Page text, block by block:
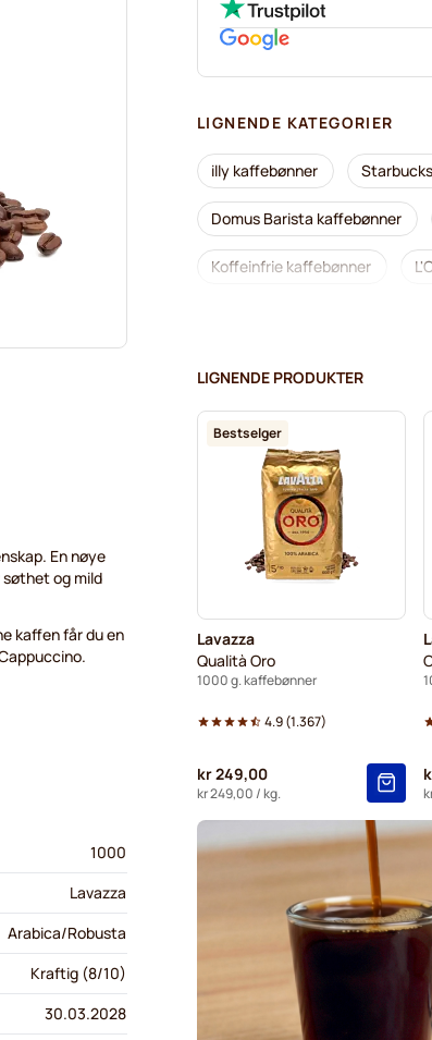
LIGNENDE KATEGORIER
illy kaffebønner
Domus Barista kaffebønner
Koffeinfrie kaffebønner
Hele kaffebønner fra Lavazza
Delonghi espressobønner
LIGNENDE PRODUKTER
Bestselger
Lavazza
Qualità Oro
1000 g. kaffebønner
4.9(1.367)
kr 249,00
kr 249,00 / kg.
En nøye
søthet og mild
kaffen får du en
1000
Lavazza
Arabica/Robusta
Kraftig (8/10)
30.03.2028